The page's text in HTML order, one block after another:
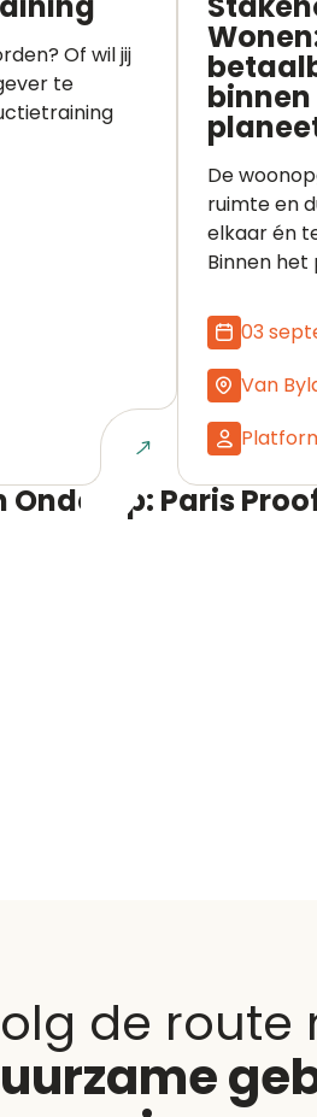
Of wil jij
te
Naar event
De
ruimte en
elkaar én
Binnen het
03
Van
Paris
de route